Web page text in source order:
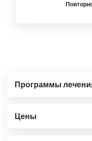
Программы
Цены